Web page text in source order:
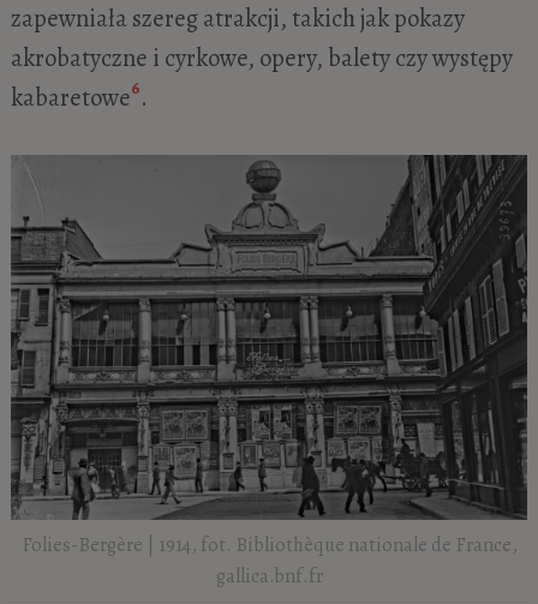
zapewniała szereg atrakcji, takich jak pokazy
akrobatyczne i cyrkowe, opery, balety czy występy
kabaretowe6.
Folies-Bergère | 1914, fot. Bibliothèque nationale de France,
gallica.bnf.fr